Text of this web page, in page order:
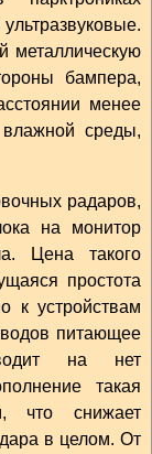
металлическую
бампера,
менее
среды,
радаров,
на монитор
Цена такого
простота
к устройствам
питающее
на нет
такая
что снижает
в целом. От